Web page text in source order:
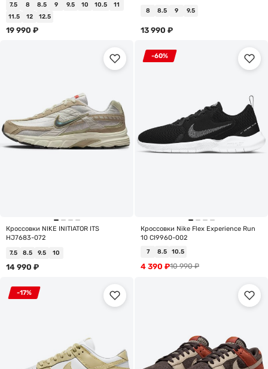
7.5 8 8.5 9 9.5 10 10.5
11
11.5
12 12.5
19 990 ₽
8 8.5 9 9.5
13 990 ₽
Кроссовки NIKE INITIATOR ITS
HJ7683-072
7.5 8.5 9.5 10
14 990 ₽
-60%
Кроссовки Nike Flex Experience Run
10 CI9960-002
7 8.5 10.5
10 990₽
4 390 ₽
-17%